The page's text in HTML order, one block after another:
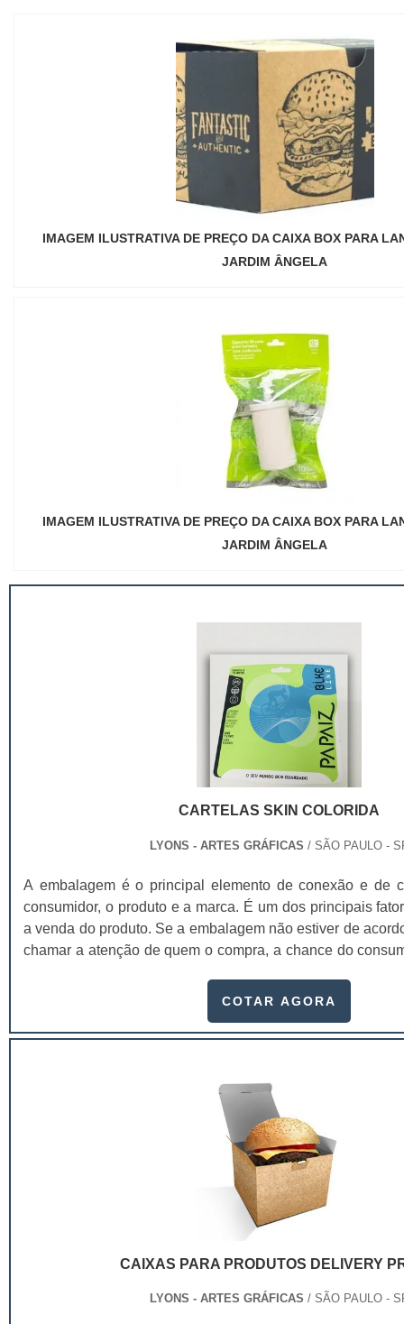
IMAGEM ILUSTRATIVA DE PREÇO DA CAIXA BOX PARA
JARDIM ÂNGELA
IMAGEM ILUSTRATIVA DE PREÇO DA CAIXA BOX PARA
JARDIM ÂNGELA
CARTELAS SKIN COLORIDA
LYONS - ARTES GRÁFICAS / SÃO PAULO -
A embalagem é o principal elemento de conexão e de
consumidor, o produto e a marca. É um dos principais
a venda do produto. Se a embalagem não estiver de
chamar a atenção de quem o compra, a chance do
elementos de comunicação entre o consumidor, o
produto. Entre os principais atributos mais facilmente
uso;Conforto;Segurança;Proteção ao produto.Uma
entre produtos semelhantes, o consumidor acaba
embalagem mais atraente, bela e prática, estando
experimentar uma marca nova se a embalagem
características, já que isso está diretamente relacionado
estima do consumidor.As cartelas skin colorida são as
comunicação entre o consumidor, o produto e a marca.
embalagens precisa agregar valor e representar muito
COTAR AGORA
CAIXAS PARA PRODUTOS DELIVERY
LYONS - ARTES GRÁFICAS / SÃO PAULO -